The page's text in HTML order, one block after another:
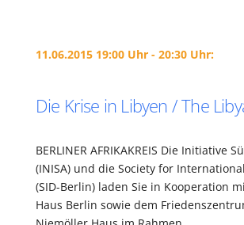
11.06.2015 19:00 Uhr - 20:30 Uhr:
Die Krise in Libyen / The
BERLINER AFRIKAKREIS Die Initiative
(INISA) und die Society for
(SID-Berlin) laden Sie in Kooperation
Haus Berlin sowie dem